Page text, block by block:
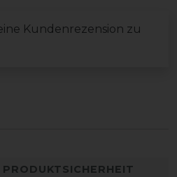
Kundenrezension zu